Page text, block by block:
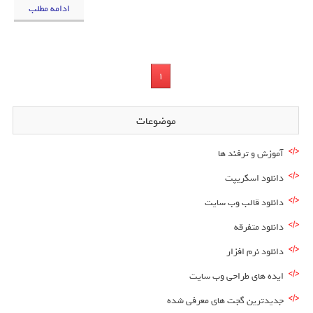
ادامه مطلب
1
موضوعات
آموزش و ترفند ها
دانلود اسکریپت
دانلود قالب وب سایت
دانلود متفرقه
دانلود نرم افزار
ایده های طراحی وب سایت
جدیدترین گجت های معرفی شده